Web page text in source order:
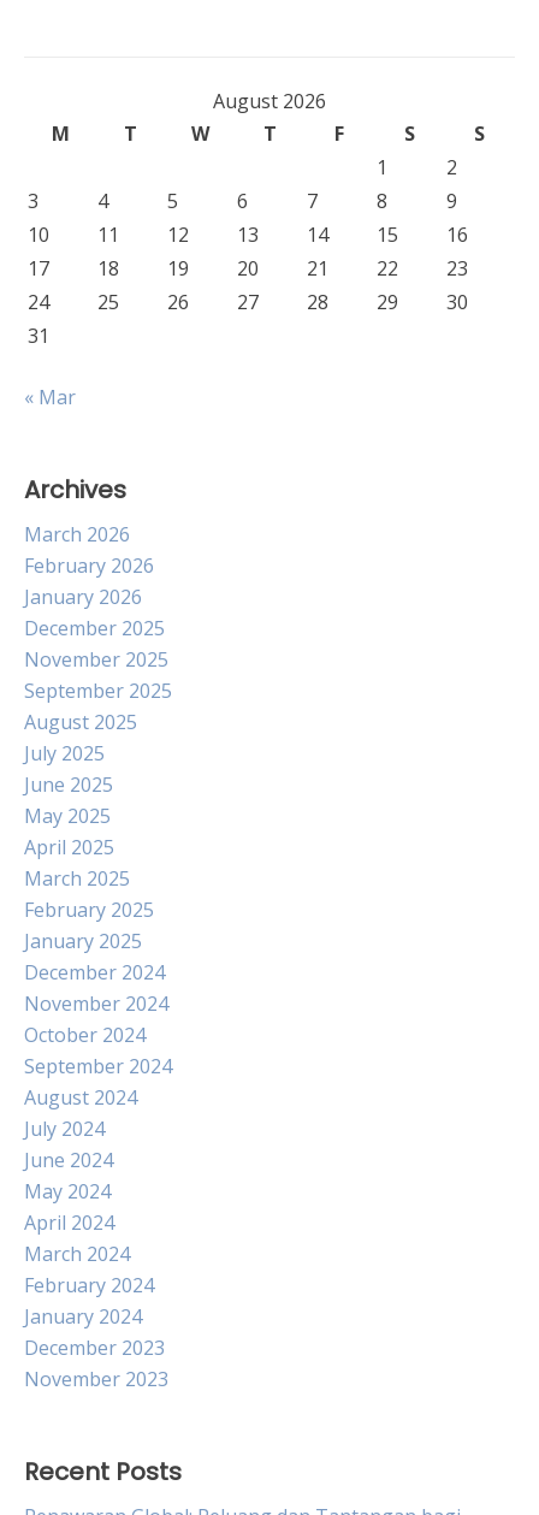
August 2026
M
T W T F S
S
1
2
3
4 5 6 7 8
9
10
11 12 13 14 15
16
17
18 19 20 21 22
23
24
25 26 27 28 29
30
31
« Mar
Archives
March 2026
February 2026
January 2026
December 2025
November 2025
September 2025
August 2025
July 2025
June 2025
May 2025
April 2025
March 2025
February 2025
January 2025
December 2024
November 2024
October 2024
September 2024
August 2024
July 2024
June 2024
May 2024
April 2024
March 2024
February 2024
January 2024
December 2023
November 2023
Recent Posts